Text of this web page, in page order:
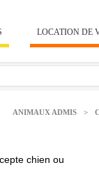
LOCATION DE
ANIMAUX ADMIS >
chien ou